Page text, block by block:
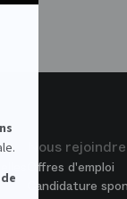
de
Nous rejoindre
Offres d'emploi
Candidature